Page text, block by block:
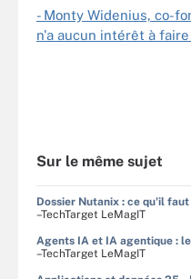
- Monty Widenius, co-
n'a aucun intérêt à
Sur le même sujet
Dossier Nutanix : ce qu'il
–TechTarget LeMagIT
Agents IA et IA agentique :
–TechTarget LeMagIT